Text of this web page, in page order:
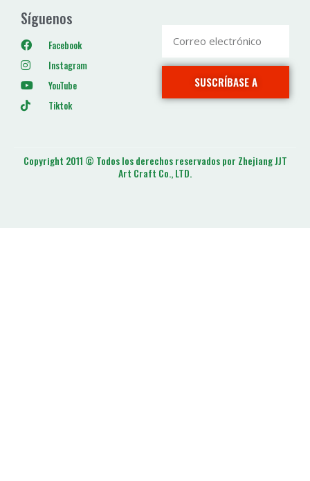
Síguenos
Facebook
Instagram
YouTube
Tiktok
SUSCRÍBASE A
Copyright 2011 © Todos los derechos reservados por Zhejiang JJT
Art Craft Co., LTD.